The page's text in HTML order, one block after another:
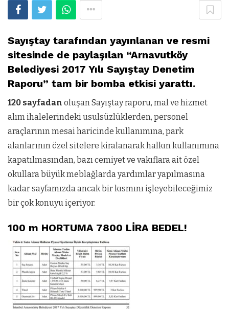
Sayıştay tarafından yayınlanan ve resmi
sitesinde de paylaşılan “Arnavutköy
Belediyesi 2017 Yılı Sayıştay Denetim
Raporu” tam bir bomba etkisi yarattı.
120 sayfadan oluşan Sayıştay raporu, mal ve hizmet
alım ihalelerindeki usulsüzlüklerden, personel
araçlarının mesai haricinde kullanımına, park
alanlarının özel sitelere kiralanarak halkın kullanımına
kapatılmasından, bazı cemiyet ve vakıflara ait özel
okullara büyük meblağlarda yardımlar yapılmasına
kadar sayfamızda ancak bir kısmını işleyebileceğimiz
bir çok konuyu içeriyor.
100 m HORTUMA 7800 LİRA BEDEL!